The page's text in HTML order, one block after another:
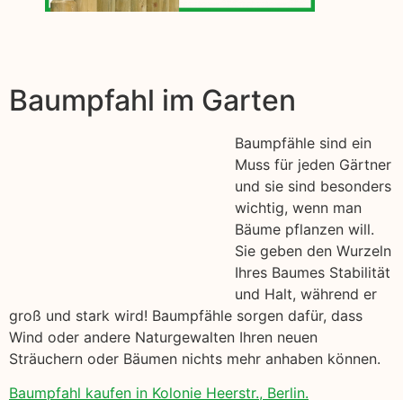
Baumpfahl im Garten
Baumpfähle sind ein
Muss für jeden Gärtner
und sie sind besonders
wichtig, wenn man
Bäume pflanzen will.
Sie geben den Wurzeln
Ihres Baumes Stabilität
und Halt, während er
groß und stark wird! Baumpfähle sorgen dafür, dass
Wind oder andere Naturgewalten Ihren neuen
Sträuchern oder Bäumen nichts mehr anhaben können.
Baumpfahl kaufen in Kolonie Heerstr., Berlin.